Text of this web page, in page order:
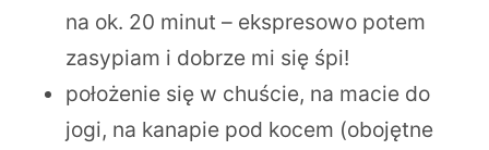
na ok. 20 minut – ekspresowo potem
zasypiam i dobrze mi się śpi!
położenie się w chuście, na macie do
jogi, na kanapie pod kocem (obojętne